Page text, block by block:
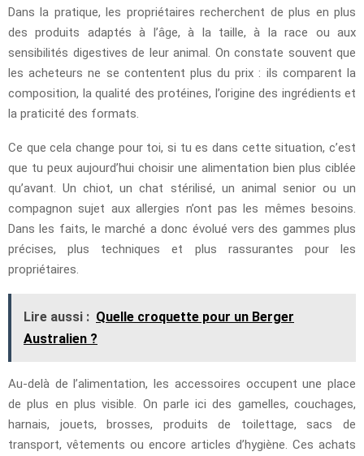
Dans la pratique, les propriétaires recherchent de plus en plus
des produits adaptés à l’âge, à la taille, à la race ou aux
sensibilités digestives de leur animal. On constate souvent que
les acheteurs ne se contentent plus du prix : ils comparent la
composition, la qualité des protéines, l’origine des ingrédients et
la praticité des formats.
Ce que cela change pour toi, si tu es dans cette situation, c’est
que tu peux aujourd’hui choisir une alimentation bien plus ciblée
qu’avant. Un chiot, un chat stérilisé, un animal senior ou un
compagnon sujet aux allergies n’ont pas les mêmes besoins.
Dans les faits, le marché a donc évolué vers des gammes plus
précises, plus techniques et plus rassurantes pour les
propriétaires.
Lire aussi : Quelle croquette pour un Berger
Australien ?
Au-delà de l’alimentation, les accessoires occupent une place
de plus en plus visible. On parle ici des gamelles, couchages,
harnais, jouets, brosses, produits de toilettage, sacs de
transport, vêtements ou encore articles d’hygiène. Ces achats